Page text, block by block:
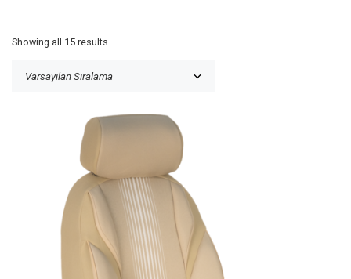
Showing all 15 results